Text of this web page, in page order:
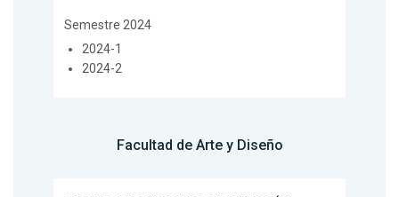
Semestre 2024
2024-1
2024-2
Facultad de Arte y Diseño